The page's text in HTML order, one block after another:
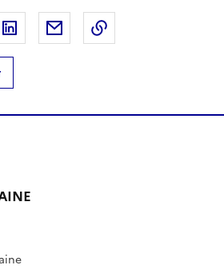
Facebook
sur X
Partager sur LinkedIn
Partager par email